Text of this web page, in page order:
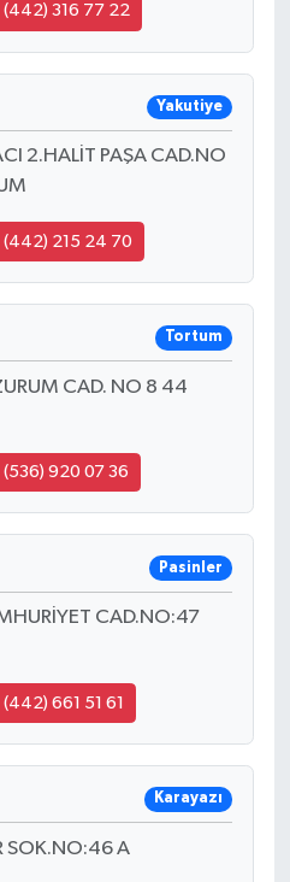
(442) 316 77 22
Yakutiye
2.HALİT PAŞA CAD.NO
(442) 215 24 70
Tortum
CAD. NO 8 44
(536) 920 07 36
Pasinler
CAD.NO:47
(442) 661 51 61
Karayazı
SOK.NO:46 A